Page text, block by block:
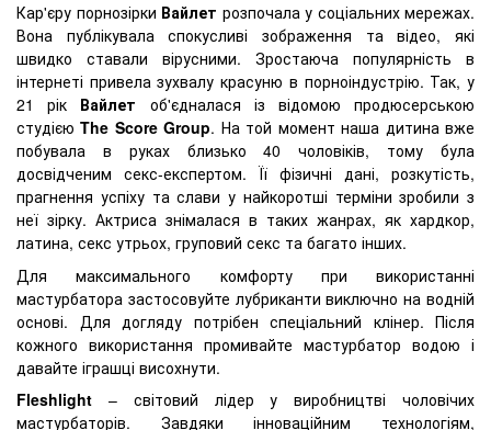
Кар'єру порнозірки Вайлет розпочала у соціальних мережах.
Вона публікувала спокусливі зображення та відео, які
швидко ставали вірусними. Зростаюча популярність в
інтернеті привела зухвалу красуню в порноіндустрію. Так, у
21 рік Вайлет об'єдналася із відомою продюсерською
студієюThe Score Group. На той момент наша дитина вже
побувала в руках близько 40 чоловіків, тому була
досвідченим секс-експертом. Її фізичні дані, розкутість,
прагнення успіху та слави у найкоротші терміни зробили з
неї зірку. Актриса знімалася в таких жанрах, як хардкор,
латина, секс утрьох, груповий секс та багато інших.
Для максимального комфорту при використанні
мастурбатора застосовуйте лубриканти виключно на водній
основі. Для догляду потрібен спеціальний клінер. Після
кожного використання промивайте мастурбатор водою і
давайте іграшці висохнути.
Fleshlight – світовий лідер у виробництві чоловічих
мастурбаторів. Завдяки інноваційним технологіям,